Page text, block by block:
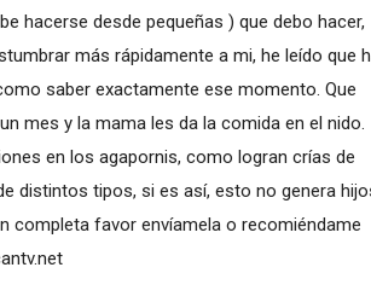
hacerse desde pequeñas ) que debo hacer,
más rápidamente a mi, he leído que
saber exactamente ese momento. Que
mes y la mama les da la comida en el nido.
en los agapornis, como logran crías de
distintos tipos, si es así, esto no genera
completa favor envíamela o recomiéndame